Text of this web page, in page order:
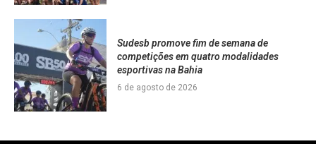
Sudesb promove fim de semana de
competições em quatro modalidades
esportivas na Bahia
6 de agosto de 2026